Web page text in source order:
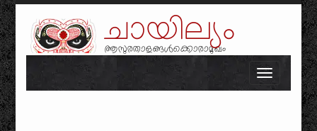
ചായില്യം
ആസുരതാളങ്ങൾക്കൊരാമുഖം
Skip to content
Toggle